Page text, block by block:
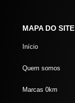
MAPA DO SITE
Início
Quem somos
Marcas 0km